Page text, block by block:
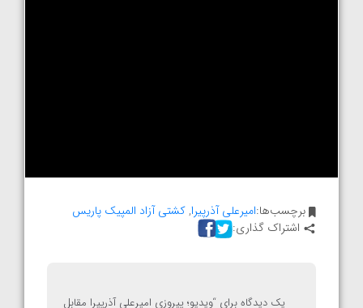
برچسب‌ها:امیرعلی آذرپیرا,کشتی آزاد المپیک پاریس
اشتراک گذاری:
یک دیدگاه برای “ویدیو؛ پیروزی امیرعلی آذرپیرا مقابل